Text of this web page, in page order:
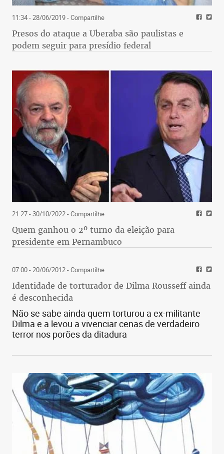
11:34 - 28/06/2019- Compartilhe
Presos do ataque a Uberaba são paulistas e
podem seguir para presídio federal
21:27 - 30/10/2022- Compartilhe
Quem ganhou o 2º turno da eleição para
presidente em Pernambuco
07:00 - 20/06/2012- Compartilhe
Identidade de torturador de Dilma Rousseff ainda
é desconhecida
Não se sabe ainda quem torturou a ex-militante
Dilma e a levou a vivenciar cenas de verdadeiro
terror nos porões da ditadura